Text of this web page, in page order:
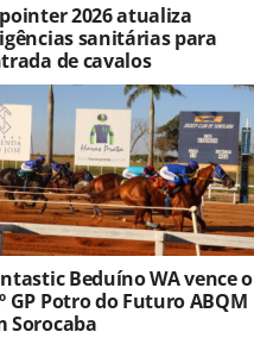
2026 atualiza
sanitárias para
de cavalos
Beduíno WA vence o
GP Potro do Futuro ABQM
Sorocaba